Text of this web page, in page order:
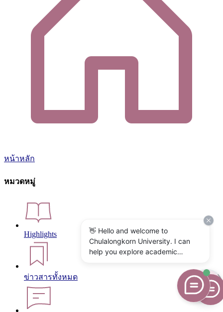
หน้าหลัก
หมวดหมู่
Highlights
ข่าวสารทั้งหมด
👋 Hello and welcome to
Chulalongkorn University. I can
help you explore academic